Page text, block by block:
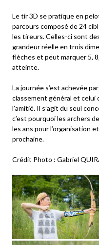
Le tir 3D se pratique en
parcours composé de 24
les tireurs. Celles-ci sont
grandeur réelle en trois
flèches et peut marquer 5,
atteinte.
La journée s’est achevée
classement général et celui
l’amitié. Il s’agit du seul
c’est pourquoi les archers
les ans pour l’organisation
prochaine.
Crédit Photo : Gabriel